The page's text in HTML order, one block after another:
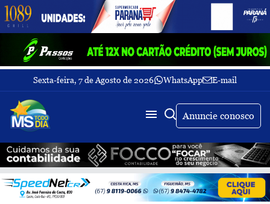
Sexta-feira, 7 de Agosto de 2026 WhatsApp E-mail
Fechar Menu
Últimas
notícias
Galeria
de
fotos
Sobre
Nós
Anuncie conosco
Buscar